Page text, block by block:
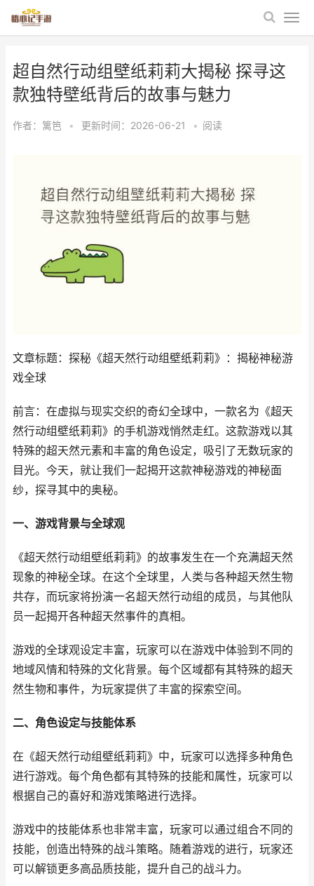
超自然行动组壁纸莉莉大揭秘 探寻这
款独特壁纸背后的故事与魅力
作者： 篱笆 • 更新时间：2026-06-21 • 阅读
文章标题：探秘《超天然行动组壁纸莉莉》：揭秘神秘游
戏全球
前言：在虚拟与现实交织的奇幻全球中，一款名为《超天
然行动组壁纸莉莉》的手机游戏悄然走红。这款游戏以其
特殊的超天然元素和丰富的角色设定，吸引了无数玩家的
目光。今天，就让我们一起揭开这款神秘游戏的神秘面
纱，探寻其中的奥秘。
一、游戏背景与全球观
《超天然行动组壁纸莉莉》的故事发生在一个充满超天然
现象的神秘全球。在这个全球里，人类与各种超天然生物
共存，而玩家将扮演一名超天然行动组的成员，与其他队
员一起揭开各种超天然事件的真相。
游戏的全球观设定丰富，玩家可以在游戏中体验到不同的
地域风情和特殊的文化背景。每个区域都有其特殊的超天
然生物和事件，为玩家提供了丰富的探索空间。
二、角色设定与技能体系
在《超天然行动组壁纸莉莉》中，玩家可以选择多种角色
进行游戏。每个角色都有其特殊的技能和属性，玩家可以
根据自己的喜好和游戏策略进行选择。
游戏中的技能体系也非常丰富，玩家可以通过组合不同的
技能，创造出特殊的战斗策略。随着游戏的进行，玩家还
可以解锁更多高品质技能，提升自己的战斗力。